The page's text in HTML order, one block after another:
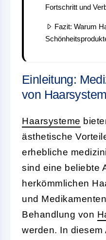
Fortschritt und
Fazit: Warum
Einleitung:
von
Haarsysteme
ästhetische
erhebliche
sind eine beliebte
herkömmlichen
und
Behandlung von
werden. In diesem